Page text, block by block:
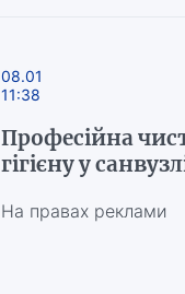
08.01
11:38
Професійна
гігієну у
На правах реклами